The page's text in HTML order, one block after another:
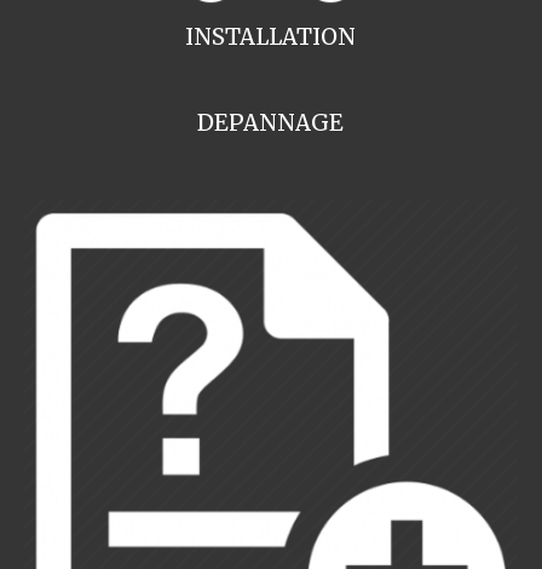
INSTALLATION
DEPANNAGE